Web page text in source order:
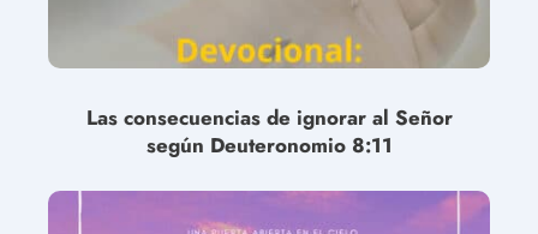
Las consecuencias de ignorar al Señor
según Deuteronomio 8:11